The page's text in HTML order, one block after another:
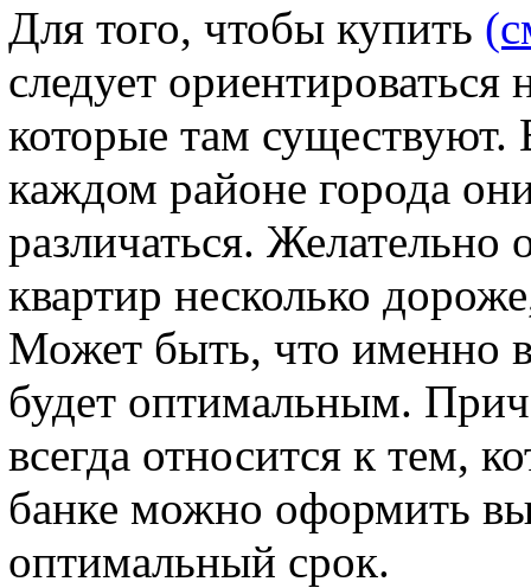
Для того, чтобы купить
следует
которые там существуют.
каждом районе города
различаться. Желательно
квартир несколько
Может быть, что именно
будет оптимальным.
всегда относится к тем,
банке можно оформить
оптимальный срок.